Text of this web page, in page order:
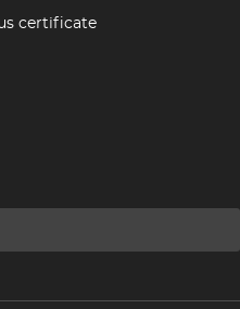
certificate